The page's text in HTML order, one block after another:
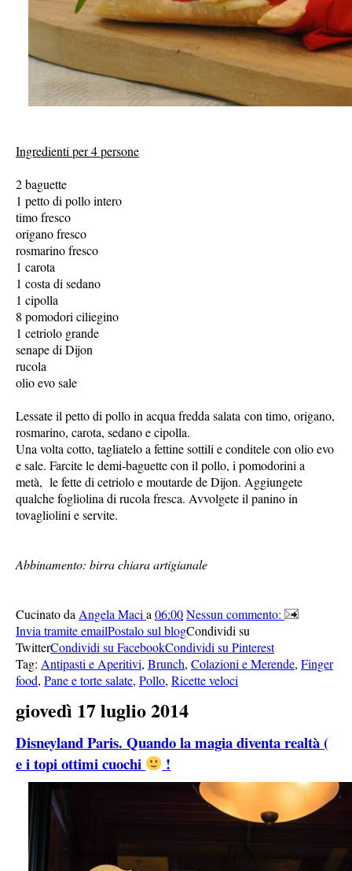
Ingredienti per 4 persone
2 baguette
1 petto di pollo intero
timo fresco
origano fresco
rosmarino fresco
1 carota
1 costa di sedano
1 cipolla
8 pomodori ciliegino
1 cetriolo grande
senape di Dijon
rucola
olio evo sale
Lessate il petto di pollo in acqua fredda salata con timo, origano,
rosmarino, carota, sedano e cipolla.
Una volta cotto, tagliatelo a fettine sottili e conditele con olio evo
e sale. Farcite le demi-baguette con il pollo, i pomodorini a
metà, le fette di cetriolo e moutarde de Dijon. Aggiungete
qualche fogliolina di rucola fresca. Avvolgete il panino in
tovagliolini e servite.
Abbinamento: birra chiara artigianale
Cucinato da Angela Maci a 06:00Nessun commento:
Invia tramite emailPostalo sul blogCondividi su
TwitterCondividi su FacebookCondividi su Pinterest
Tag: Antipasti e Aperitivi, Brunch, Colazioni e Merende, Finger
food, Pane e torte salate, Pollo, Ricette veloci
giovedì 17 luglio 2014
Disneyland Paris. Quando la magia diventa realtà (
e i topi ottimi cuochi
!